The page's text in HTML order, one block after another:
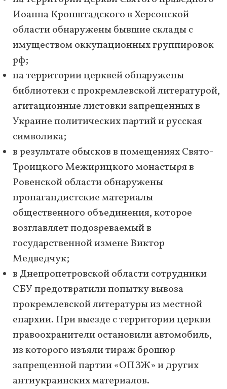
Иоанна Кронштадского в Херсонской
области обнаружены бывшие склады с
имуществом оккупационных группировок
рф;
на территории церквей обнаружены
библиотеки с прокремлевской литературой,
агитационные листовки запрещенных в
Украине политических партий и русская
символика;
в результате обысков в помещениях Свято-
Троицкого Межирицкого монастыря в
Ровенской области обнаружены
пропагандистские материалы
общественного объединения, которое
возглавляет подозреваемый в
государственной измене Виктор
Медведчук;
в Днепропетровской области сотрудники
СБУ предотвратили попытку вывоза
прокремлевской литературы из местной
епархии. При выезде с территории церкви
правоохранители остановили автомобиль,
из которого изъяли тираж брошюр
запрещенной партии «ОПЗЖ» и других
антиукраинских материалов.